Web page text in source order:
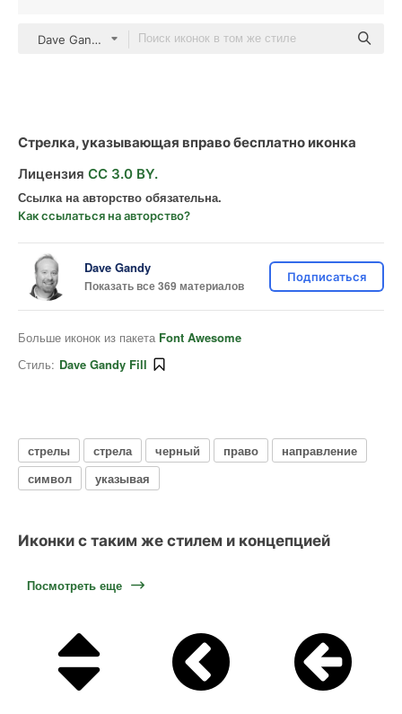
Dave Gandy Fill
Стрелка, указывающая вправо бесплатно иконка
Лицензия CC 3.0 BY.
Ссылка на авторство обязательна.
Как ссылаться на авторство?
Dave Gandy
Показать все 369 материалов
Подписаться
Больше иконок из пакета Font Awesome
Стиль: Dave Gandy Fill
стрелы стрела черный право
направление
символ
указывая
Иконки с таким же стилем и концепцией
Посмотреть еще